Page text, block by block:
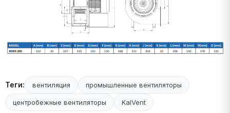
Теги: вентиляция промышленные вентиляторы
центробежные вентиляторы KalVent